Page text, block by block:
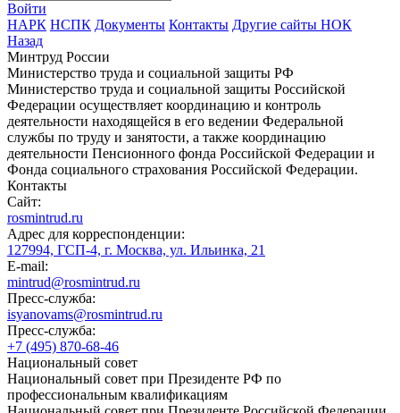
Войти
НАРК НСПК Документы Контакты Другие сайты НОК
Назад
Минтруд России
Министерство труда и социальной защиты РФ
Министерство труда и социальной защиты Российской
Федерации осуществляет координацию и контроль
деятельности находящейся в его ведении Федеральной
службы по труду и занятости, а также координацию
деятельности Пенсионного фонда Российской Федерации и
Фонда социального страхования Российской Федерации.
Контакты
Сайт:
rosmintrud.ru
Адрес для корреспонденции:
127994, ГСП-4, г. Москва, ул. Ильинка, 21
E-mail:
mintrud@rosmintrud.ru
Пресс-служба:
isyanovams@rosmintrud.ru
Пресс-служба:
+7 (495) 870-68-46
Национальный совет
Национальный совет при Президенте РФ по
профессиональным квалификациям